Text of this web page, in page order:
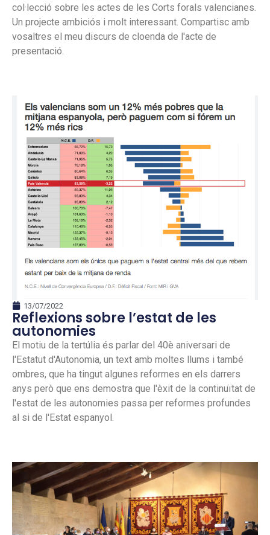
col·lecció sobre les actes de les Corts forals valencianes.
Un projecte ambiciós i molt interessant. Compartisc amb
vosaltres el meu discurs de cloenda de l'acte de
presentació.
13/07/2022
Reflexions sobre l’estat de les
autonomies
El motiu de la tertúlia és parlar del 40è aniversari de
l'Estatut d'Autonomia, un text amb moltes llums i també
ombres, que ha tingut algunes reformes en els darrers
anys però que ens demostra que l'èxit de la continuïtat de
l'estat de les autonomies passa per reformes profundes
al si de l'Estat espanyol.